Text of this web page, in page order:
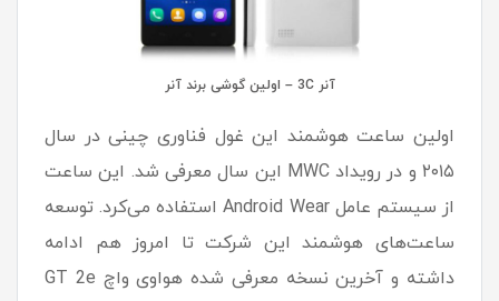
آنر 3C – اولین گوشی برند آنر
اولین ساعت هوشمند این غول فناوری چینی در سال
۲۰۱۵ و در رویداد MWC این سال معرفی شد. این ساعت
از سیستم عامل Android Wear استفاده می‌کرد. توسعه
ساعت‌های هوشمند این شرکت تا امروز هم ادامه
داشته و آخرین نسخه معرفی شده هواوی واچ GT 2e